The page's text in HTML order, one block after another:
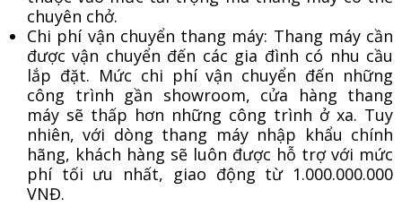
chuyên chở.
Chi phí vận chuyển thang máy: Thang máy cần
được vận chuyển đến các gia đình có nhu cầu
lắp đặt. Mức chi phí vận chuyển đến những
công trình gần showroom, cửa hàng thang
máy sẽ thấp hơn những công trình ở xa. Tuy
nhiên, với dòng thang máy nhập khẩu chính
hãng, khách hàng sẽ luôn được hỗ trợ với mức
phí tối ưu nhất, giao động từ 1.000.000.000
VNĐ.